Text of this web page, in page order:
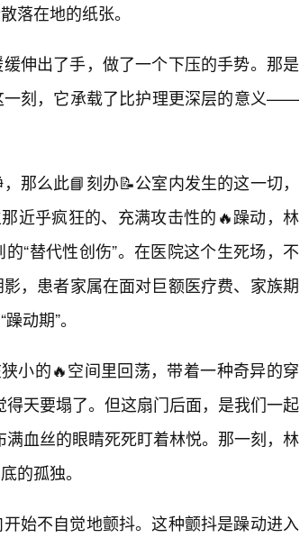
落在地的纸张。
伸出了手，做了一个下压的手势。那是
一刻，它承载了比护理更深层的意义——
那么此📘刻办📝公室内发生的这一切，
近乎疯狂的、充满攻击性的🔥躁动，林
“替代性创伤”。在医院这个生死场，不
，患者家属在面对巨额医疗费、家族期
动期”。
小的🔥空间里回荡，带着一种奇异的穿
天要塌了。但这扇门后面，是我们一起
血丝的眼睛死死盯着林悦。那一刻，林
的孤独。
始不自觉地颤抖。这种颤抖是躁动进入